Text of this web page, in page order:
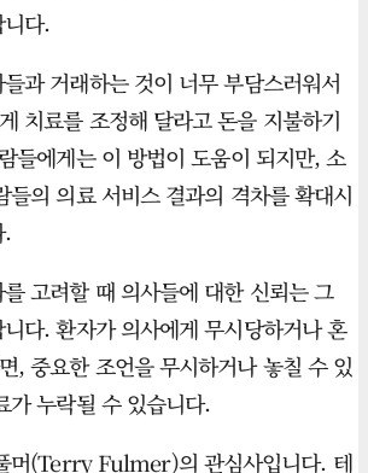
다.
과 거래하는 것이 너무 부담스러워서
치료를 조정해 달라고 돈을 지불하기
들에게는 이 방법이 도움이 되지만, 소
들의 의료 서비스 결과의 격차를 확대시
.
고려할 때 의사들에 대한 신뢰는 그
다. 환자가 의사에게 무시당하거나 혼
, 중요한 조언을 무시하거나 놓칠 수 있
가 누락될 수 있습니다.
머(Terry Fulmer)의 관심사입니다. 테